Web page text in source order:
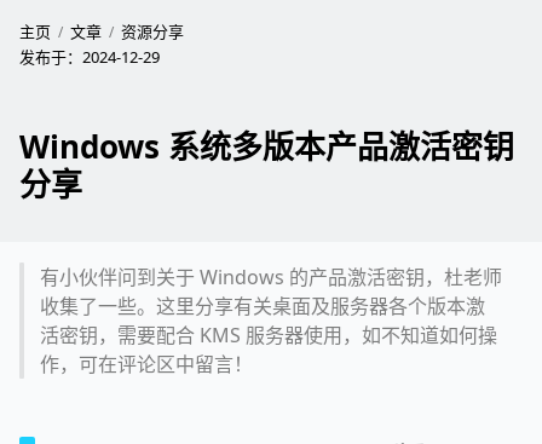
主页 文章
资源分享
发布于： 2024-12-29
Windows 系统多版本产品激活密钥
分享
有小伙伴问到关于 Windows 的产品激活密钥，杜老师
收集了一些。这里分享有关桌面及服务器各个版本激
活密钥，需要配合 KMS 服务器使用，如不知道如何操
作，可在评论区中留言！